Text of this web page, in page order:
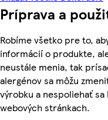
Príprava a
Robíme všetko pre to,
informácií o produkte,
neustále menia, tak
alergénov sa môžu
výrobku a nespoliehať
webových stránkach.